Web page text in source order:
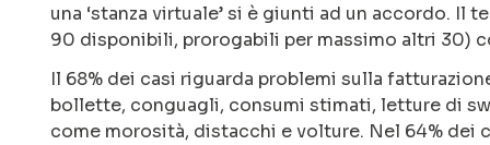
una ‘stanza virtuale’ si è giunti ad un accordo. Il
90 disponibili, prorogabili per massimo altri 30)
Il 68% dei casi riguarda problemi sulla
bollette, conguagli, consumi stimati, letture di
come morosità, distacchi e volture. Nel 64% dei